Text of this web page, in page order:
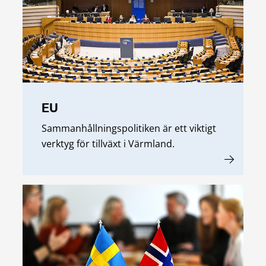
EU
Sammanhållningspolitiken är ett viktigt
verktyg för tillväxt i Värmland.